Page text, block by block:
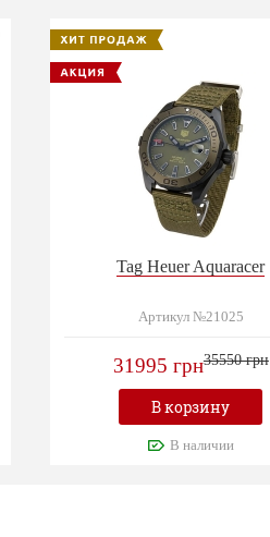
Tag Heuer Aquaracer
Артикул №21025
31995 грн35550 грн
В корзину
В наличии